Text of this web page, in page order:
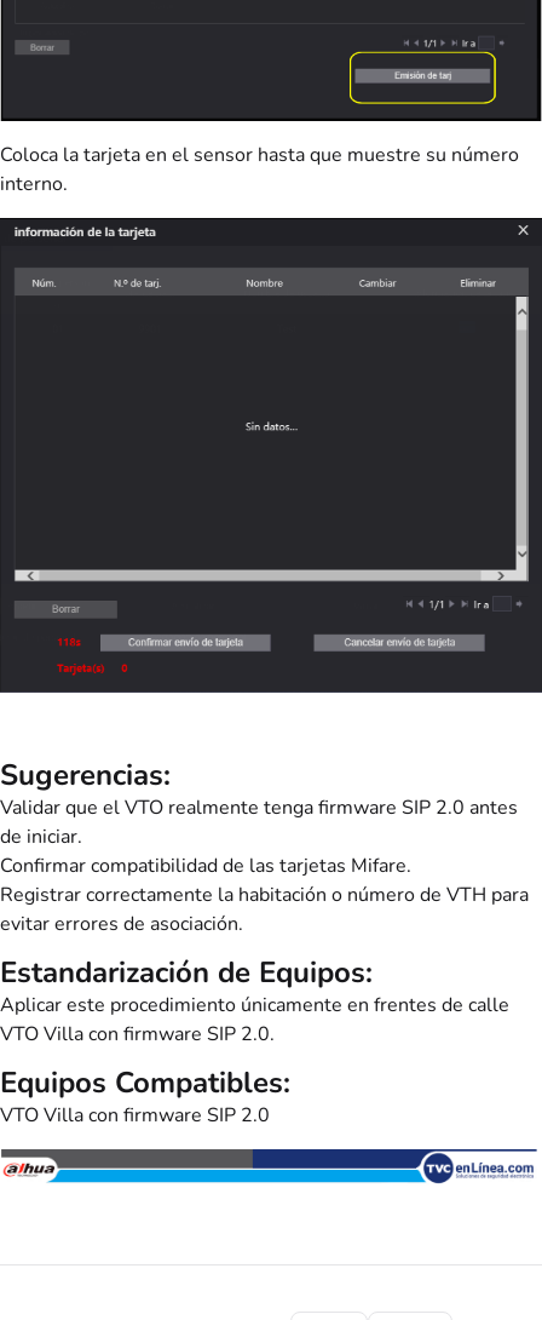
Coloca la tarjeta en el sensor hasta que muestre su número
interno.
Sugerencias:
Validar que el VTO realmente tenga firmware SIP 2.0 antes
de iniciar.
Confirmar compatibilidad de las tarjetas Mifare.
Registrar correctamente la habitación o número de VTH para
evitar errores de asociación.
Estandarización de Equipos:
Aplicar este procedimiento únicamente en frentes de calle
VTO Villa con firmware SIP 2.0.
Equipos Compatibles:
VTO Villa con firmware SIP 2.0